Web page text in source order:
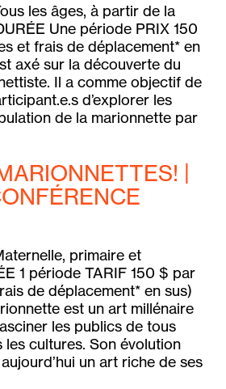
les âges, à partir de la
Une période PRIX 150
et frais de déplacement* en
axé sur la découverte du
Il a comme objectif de
d’explorer les
de la marionnette par
|
primaire et
1 période TARIF 150 $ par
de déplacement* en sus)
est un art millénaire
les publics de tous
cultures. Son évolution
un art riche de ses